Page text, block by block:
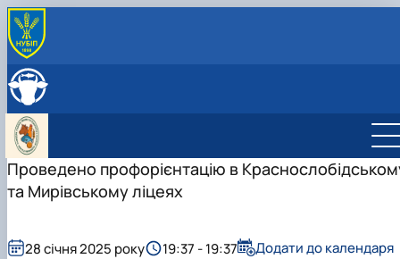
ПРО КАФЕДРУ
Фотогалерея
Робочі програми
Практика студентів
Дорадча діяльність
Наукові гуртки
Підготовка аспірантів та докторантів
Міжнародна діяльність кафедри
Стажування в Чеській республіці
СКЛАД КАФЕДРИ
Проведено профорієнтацію в
та Мирівському ліцеях
28 січня 2025 року 19:37 - 19:37 Додати до календаря